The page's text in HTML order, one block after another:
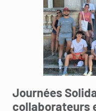
Journées
collaborateurs